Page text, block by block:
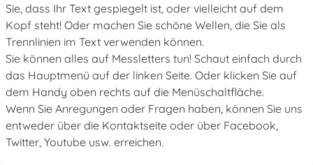
Sie, dass Ihr Text gespiegelt ist, oder vielleicht auf dem
Kopf steht! Oder machen Sie schöne Wellen, die Sie als
Trennlinien im Text verwenden können.
Sie können alles auf Messletters tun! Schaut einfach durch
das Hauptmenü auf der linken Seite. Oder klicken Sie auf
dem Handy oben rechts auf die Menüschaltfläche.
Wenn Sie Anregungen oder Fragen haben, können Sie uns
entweder über die Kontaktseite oder über Facebook,
Twitter, Youtube usw. erreichen.